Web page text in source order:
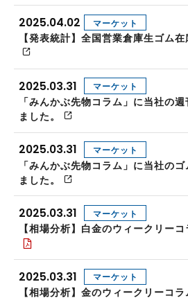
2025.04.02 マーケット
【発表統計】全国営業倉庫生ゴム在
2025.03.31 マーケット
「みんかぶ先物コラム」に当社の
ました。
2025.03.31 マーケット
「みんかぶ先物コラム」に当社の
ました。
2025.03.31 マーケット
【相場分析】白金のウィークリーコ
2025.03.31 マーケット
【相場分析】金のウィークリーコラ